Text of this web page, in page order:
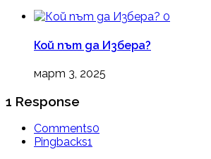
0
Кой път да Избера?
март 3, 2025
1 Response
Comments0
Pingbacks1